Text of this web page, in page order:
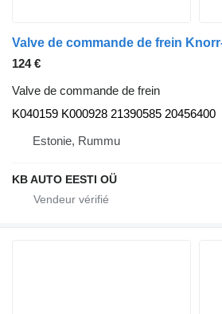
124 €
Valve de commande de frein
K040159 K000928 21390585 20456400
Estonie, Rummu
KB AUTO EESTI OÜ